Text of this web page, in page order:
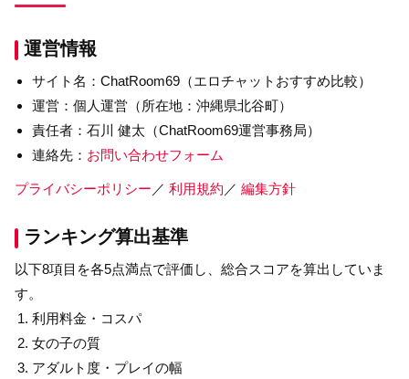
運営情報
サイト名：ChatRoom69（エロチャットおすすめ比較）
運営：個人運営（所在地：沖縄県北谷町）
責任者：石川 健太（ChatRoom69運営事務局）
連絡先： お問い合わせフォーム
プライバシーポリシー ／ 利用規約 ／ 編集方針
ランキング算出基準
以下8項目を各5点満点で評価し、総合スコアを算出していま
す。
利用料金・コスパ
女の子の質
アダルト度・プレイの幅